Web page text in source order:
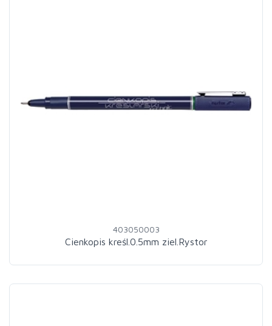
403050003
Cienkopis kreśl.0.5mm ziel.Rystor